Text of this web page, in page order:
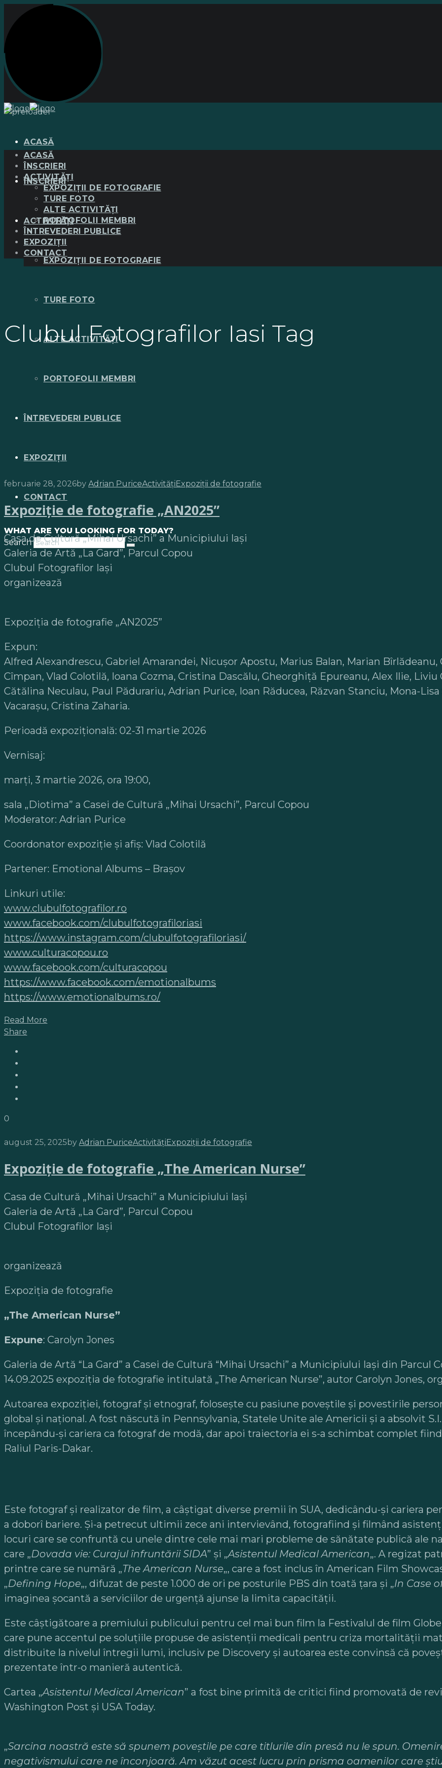
ACASĂ
ÎNSCRIERI
ACTIVITĂȚI
EXPOZIȚII DE FOTOGRAFIE
TURE FOTO
ALTE ACTIVITĂȚI
PORTOFOLII MEMBRI
ÎNTREVEDERI PUBLICE
EXPOZIȚII
CONTACT
WHAT ARE YOU LOOKING FOR TODAY?
Search
ACASĂ
ÎNSCRIERI
ACTIVITĂȚI
EXPOZIȚII DE FOTOGRAFIE
TURE FOTO
ALTE ACTIVITĂȚI
PORTOFOLII MEMBRI
ÎNTREVEDERI PUBLICE
EXPOZIȚII
CONTACT
Clubul Fotografilor Iasi Tag
februarie 28, 2026by Adrian PuriceActivitățiExpoziții de fotografie
Expoziție de fotografie „AN2025”
Casa de Cultură „Mihai Ursachi” a Municipiului Iași
Galeria de Artă „La Gard”, Parcul Copou
Clubul Fotografilor Iași
organizează
Expoziția de fotografie „AN2025”
Expun:
Alfred Alexandrescu, Gabriel Amarandei, Nicușor Apostu, Marius Balan, Marian
Cîmpan, Vlad Colotilă, Ioana Cozma, Cristina Dascălu, Gheorghiță Epureanu, Alex Ilie, Liviu
Cătălina Neculau, Paul Pădurariu, Adrian Purice, Ioan Răducea, Răzvan Stanciu, Mona-
Vacarașu, Cristina Zaharia.
Perioadă expozițională: 02-31 martie 2026
Vernisaj:
marți, 3 martie 2026, ora 19:00,
sala „Diotima” a Casei de Cultură „Mihai Ursachi”, Parcul Copou
Moderator: Adrian Purice
Coordonator expoziție și afiș: Vlad Colotilă
Partener: Emotional Albums – Braşov
Linkuri utile:
www.clubulfotografilor.ro
www.facebook.com/clubulfotografiloriasi
https://www.instagram.com/clubulfotografiloriasi/
www.culturacopou.ro
www.facebook.com/culturacopou
https://www.facebook.com/emotionalbums
https://www.emotionalbums.ro/
Read More
Share
0
august 25, 2025 by Adrian PuriceActivitățiExpoziții de fotografie
Expoziție de fotografie „The American Nurse”
Casa de Cultură „Mihai Ursachi” a Municipiului Iași
Galeria de Artă „La Gard”, Parcul Copou
Clubul Fotografilor Iași
organizează
Expoziția de fotografie
„The American Nurse”
Expune: Carolyn Jones
Galeria de Artă “La Gard” a Casei de Cultură “Mihai Ursachi” a Municipiului Iaşi din Parcul
14.09.2025 expoziţia de fotografie intitulată „The American Nurse”, autor Carolyn Jones,
Autoarea expoziției, fotograf și etnograf, folosește cu pasiune poveștile și povestirile
global și național. A fost născută în Pennsylvania, Statele Unite ale Americii și a absolvit
începându-și cariera ca fotograf de modă, dar apoi traiectoria ei s-a schimbat complet
Raliul Paris-Dakar.
Este fotograf și realizator de film, a câștigat diverse premii în SUA, dedicându-și cariera
a doborî bariere. Și-a petrecut ultimii zece ani intervievând, fotografiind și filmând
locuri care se confruntă cu unele dintre cele mai mari probleme de sănătate publică ale
care „Dovada vie: Curajul înfruntării SIDA” și „Asistentul Medical American„. A regizat
printre care se numără „The American Nurse„, care a fost inclus în American Film
„Defining Hope„, difuzat de peste 1.000 de ori pe posturile PBS din toată țara și „In Case
imaginea șocantă a serviciilor de urgență ajunse la limita capacității.
Este câștigătoare a premiului publicului pentru cel mai bun film la Festivalul de film
care pune accentul pe soluțiile propuse de asistenții medicali pentru criza mortalității
distribuite la nivelul întregii lumi, inclusiv pe Discovery și autoarea este convinsă că
prezentate într-o manieră autentică.
Cartea „Asistentul Medical American” a fost bine primită de critici fiind promovată de
Washington Post și USA Today.
„Sarcina noastră este să spunem poveștile pe care titlurile din presă nu le spun.
negativismului care ne înconjoară. Am văzut acest lucru prin prisma oamenilor care